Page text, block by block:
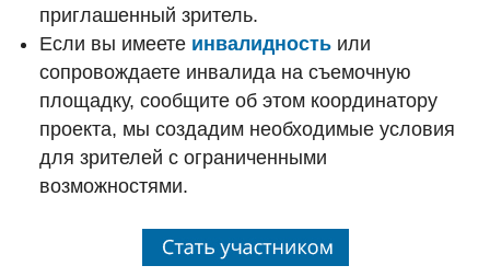
приглашенный зритель.
Если вы имеете инвалидность или
сопровождаете инвалида на съемочную
площадку, сообщите об этом координатору
проекта, мы создадим необходимые условия
для зрителей с ограниченными
возможностями.